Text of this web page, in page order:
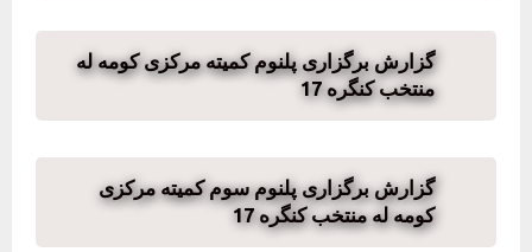
گزارش برگزاری پلنوم کمیته مرکزی کومه له
منتخب کنگره 17
گزارش برگزاری پلنوم سوم کمیته مرکزی
کومه له منتخب کنگره 17